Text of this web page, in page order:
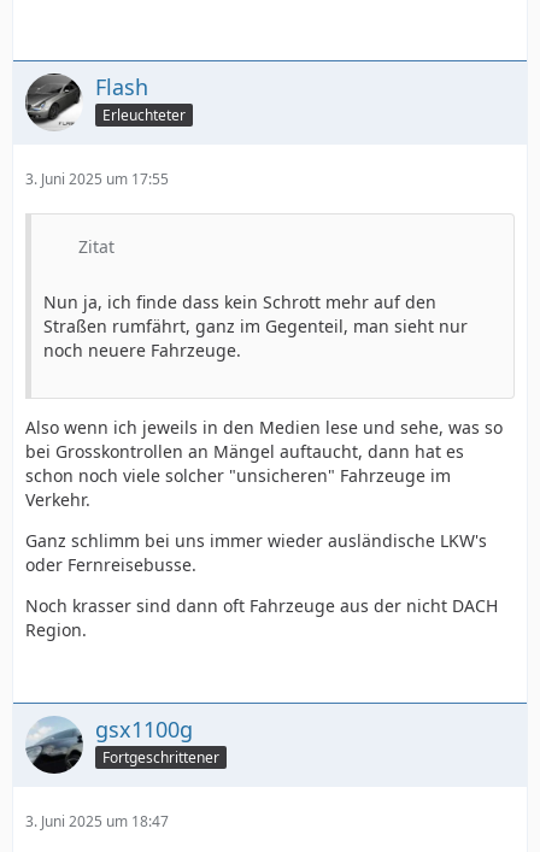
Flash
Erleuchteter
3. Juni 2025 um 17:55
Zitat
Nun ja, ich finde dass kein Schrott mehr auf den
Straßen rumfährt, ganz im Gegenteil, man sieht nur
noch neuere Fahrzeuge.
Also wenn ich jeweils in den Medien lese und sehe, was so
bei Grosskontrollen an Mängel auftaucht, dann hat es
schon noch viele solcher "unsicheren" Fahrzeuge im
Verkehr.
Ganz schlimm bei uns immer wieder ausländische LKW's
oder Fernreisebusse.
Noch krasser sind dann oft Fahrzeuge aus der nicht DACH
Region.
gsx1100g
Fortgeschrittener
3. Juni 2025 um 18:47